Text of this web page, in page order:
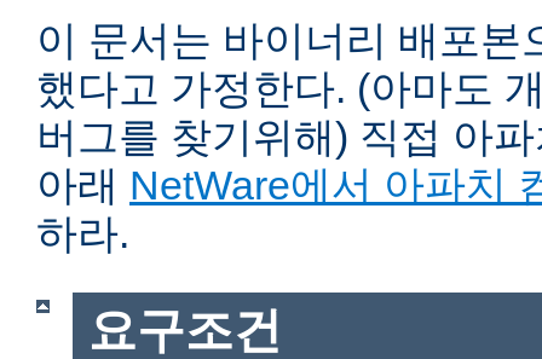
이 문서는 바이너리 배포본
했다고 가정한다. (아마도
버그를 찾기위해) 직접 아
아래 NetWare에서 아파치
하라.
요구조건